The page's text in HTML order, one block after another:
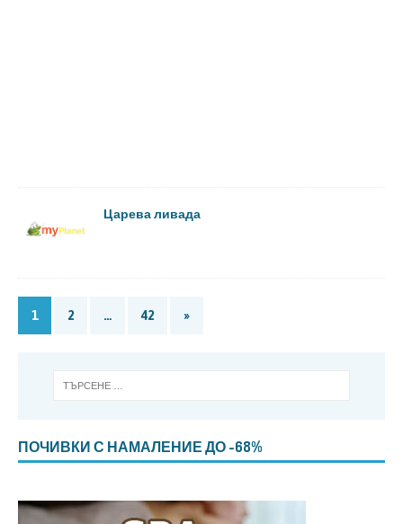
Царева ливада
1 2 … 42 »
ПОЧИВКИ С НАМАЛЕНИЕ ДО -68%